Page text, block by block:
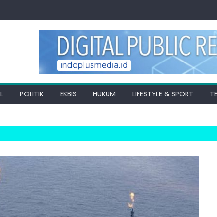
POLITIK EKBIS HUKUM LIFESTYLE & SPORT